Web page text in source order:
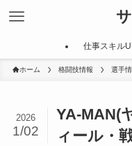
仕事スキル
ホーム 格闘技情報 選手
YA-MAN(
ィール・
2026
1/02